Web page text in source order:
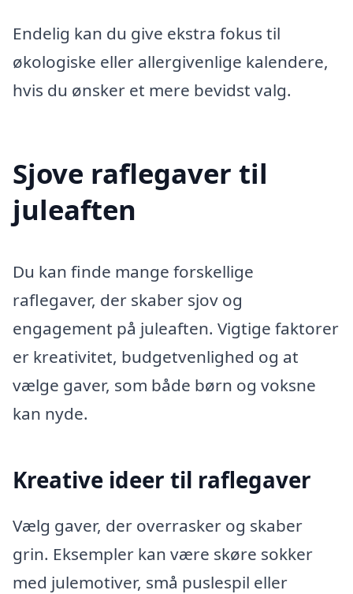
Endelig kan du give ekstra fokus til
økologiske eller allergivenlige kalendere,
hvis du ønsker et mere bevidst valg.
Sjove raflegaver til
juleaften
Du kan finde mange forskellige
raflegaver, der skaber sjov og
engagement på juleaften. Vigtige faktorer
er kreativitet, budgetvenlighed og at
vælge gaver, som både børn og voksne
kan nyde.
Kreative ideer til raflegaver
Vælg gaver, der overrasker og skaber
grin. Eksempler kan være skøre sokker
med julemotiver, små puslespil eller